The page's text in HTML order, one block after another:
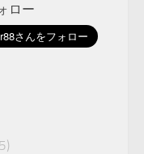
ロー